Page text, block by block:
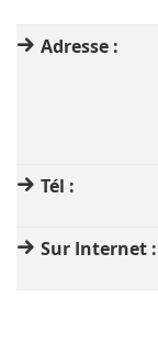
Adresse :
Tél :
Sur Internet :